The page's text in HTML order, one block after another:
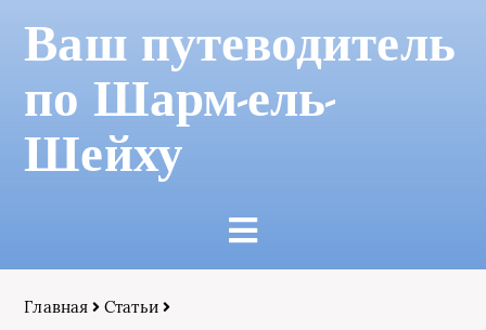
Ваш путеводитель
по Шарм-ель-
Шейху
Главная Статьи